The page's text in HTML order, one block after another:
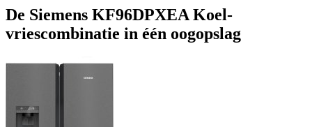
De Siemens KF96DPXEA Koel-
vriescombinatie in één oogopslag